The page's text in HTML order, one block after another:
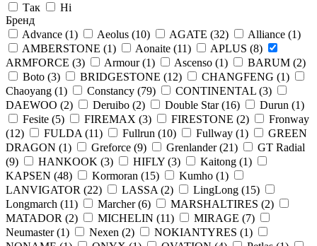
Так
Ні
Бренд
Advance (1) Aeolus (10) AGATE (32) Alliance (1)
AMBERSTONE (1) Aonaite (11) APLUS (8)
ARMFORCE (3) Armour(1) Ascenso (1) BARUM (2)
Boto (3) BRIDGESTONE (12) CHANGFENG (1)
Chaoyang (1) Constancy (79) CONTINENTAL (3)
DAEWOO (2) Deruibo (2) Double Star(16) Durun (1)
Fesite (5) FIREMAX (3) FIRESTONE (2)
Fronway
(12)
FULDA (11) Fullrun (10) Fullway (1)
GREEN
DRAGON (1) Greforce (9) Grenlander(21)
GT Radial
(9)
HANKOOK (3) HIFLY (3) Kaitong (1)
KAPSEN (48) Kormoran (15) Kumho (1)
LANVIGATOR (22) LASSA (2) LingLong (15)
Longmarch (11) Marcher(6) MARSHALTIRES (2)
MATADOR (2) MICHELIN (11) MIRAGE (7)
Neumaster(1) Nexen (2) NOKIANTYRES (1)